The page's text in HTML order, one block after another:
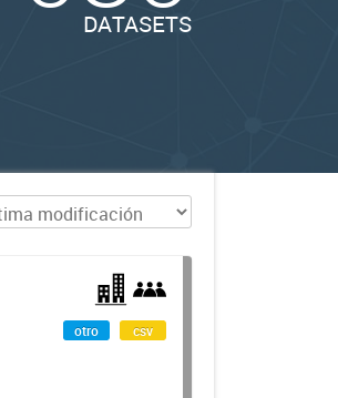
DATASETS
otro csv